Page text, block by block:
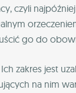
czyli
go do
zakres jest
na nim